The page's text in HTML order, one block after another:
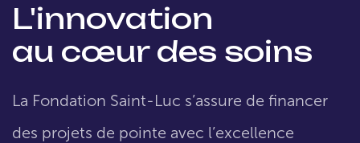
L'innovation
au cœur des soins
La Fondation Saint-Luc s’assure de financer
des projets de pointe avec l’excellence